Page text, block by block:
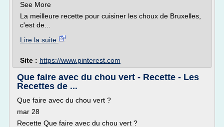
See More
La meilleure recette pour cuisiner les choux de Bruxelles,
c'est de...
Lire la suite
Site : https://www.pinterest.com
Que faire avec du chou vert - Recette - Les
Recettes de ...
Que faire avec du chou vert ?
mar 28
Recette Que faire avec du chou vert ?